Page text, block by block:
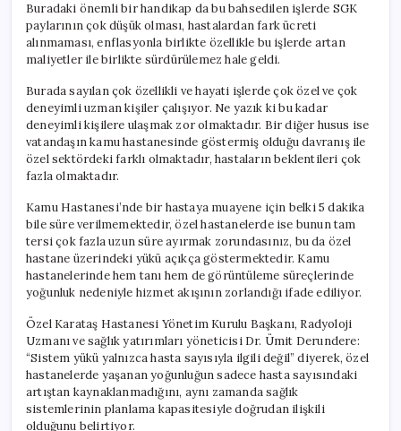
Buradaki önemli bir handikap da bu bahsedilen işlerde SGK
paylarının çok düşük olması, hastalardan fark ücreti
alınmaması, enflasyonla birlikte özellikle bu işlerde artan
maliyetler ile birlikte sürdürülemez hale geldi.
Burada sayılan çok özellikli ve hayati işlerde çok özel ve çok
deneyimli uzman kişiler çalışıyor. Ne yazık ki bu kadar
deneyimli kişilere ulaşmak zor olmaktadır. Bir diğer husus ise
vatandaşın kamu hastanesinde göstermiş olduğu davranış ile
özel sektördeki farklı olmaktadır, hastaların beklentileri çok
fazla olmaktadır.
Kamu Hastanesi’nde bir hastaya muayene için belki 5 dakika
bile süre verilmemektedir, özel hastanelerde ise bunun tam
tersi çok fazla uzun süre ayırmak zorundasınız, bu da özel
hastane üzerindeki yükü açıkça göstermektedir. Kamu
hastanelerinde hem tanı hem de görüntüleme süreçlerinde
yoğunluk nedeniyle hizmet akışının zorlandığı ifade ediliyor.
Özel Karataş Hastanesi Yönetim Kurulu Başkanı, Radyoloji
Uzmanı ve sağlık yatırımları yöneticisi Dr. Ümit Derundere:
“Sistem yükü yalnızca hasta sayısıyla ilgili değil” diyerek, özel
hastanelerde yaşanan yoğunluğun sadece hasta sayısındaki
artıştan kaynaklanmadığını, aynı zamanda sağlık
sistemlerinin planlama kapasitesiyle doğrudan ilişkili
olduğunu belirtiyor.